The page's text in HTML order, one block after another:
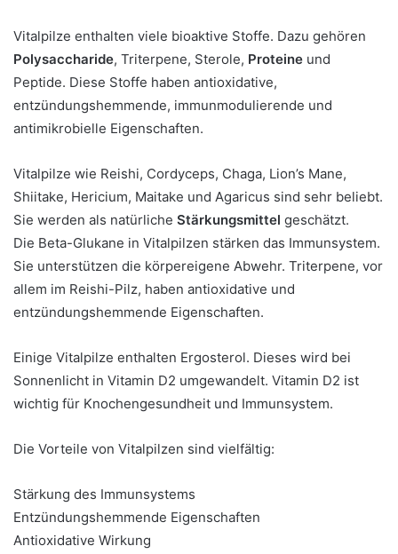
Vitalpilze enthalten viele bioaktive Stoffe. Dazu gehören
Polysaccharide, Triterpene, Sterole, Proteine und
Peptide. Diese Stoffe haben antioxidative,
entzündungshemmende, immunmodulierende und
antimikrobielle Eigenschaften.
Vitalpilze wie Reishi, Cordyceps, Chaga, Lion’s Mane,
Shiitake, Hericium, Maitake und Agaricus sind sehr beliebt.
Sie werden als natürliche Stärkungsmittel geschätzt.
Die Beta-Glukane in Vitalpilzen stärken das Immunsystem.
Sie unterstützen die körpereigene Abwehr. Triterpene, vor
allem im Reishi-Pilz, haben antioxidative und
entzündungshemmende Eigenschaften.
Einige Vitalpilze enthalten Ergosterol. Dieses wird bei
Sonnenlicht in Vitamin D2 umgewandelt. Vitamin D2 ist
wichtig für Knochengesundheit und Immunsystem.
Die Vorteile von Vitalpilzen sind vielfältig:
Stärkung des Immunsystems
Entzündungshemmende Eigenschaften
Antioxidative Wirkung